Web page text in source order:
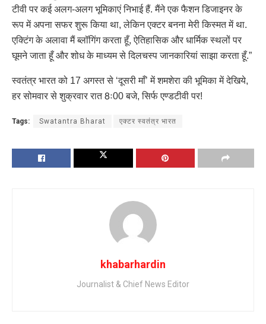
टीवी पर कई अलग-अलग भूमिकाएं निभाई हैं. मैंने एक फैशन डिजाइनर के
रूप में अपना सफर शुरू किया था, लेकिन एक्टर बनना मेरी किस्मत में था.
एक्टिंग के अलावा मैं ब्लॉगिंग करता हूँ, ऐतिहासिक और धार्मिक स्थलों पर
घूमने जाता हूँ और शोध के माध्यम से दिलचस्प जानकारियां साझा करता हूँ.”
स्वतंत्र भारत को 17 अगस्त से ‘दूसरी माँ’ में शमशेरा की भूमिका में देखिये,
हर सोमवार से शुक्रवार रात 8ः00 बजे, सिर्फ एण्डटीवी पर!
Tags: Swatantra Bharat एक्टर स्वतंत्र भारत
khabarhardin
Journalist & Chief News Editor